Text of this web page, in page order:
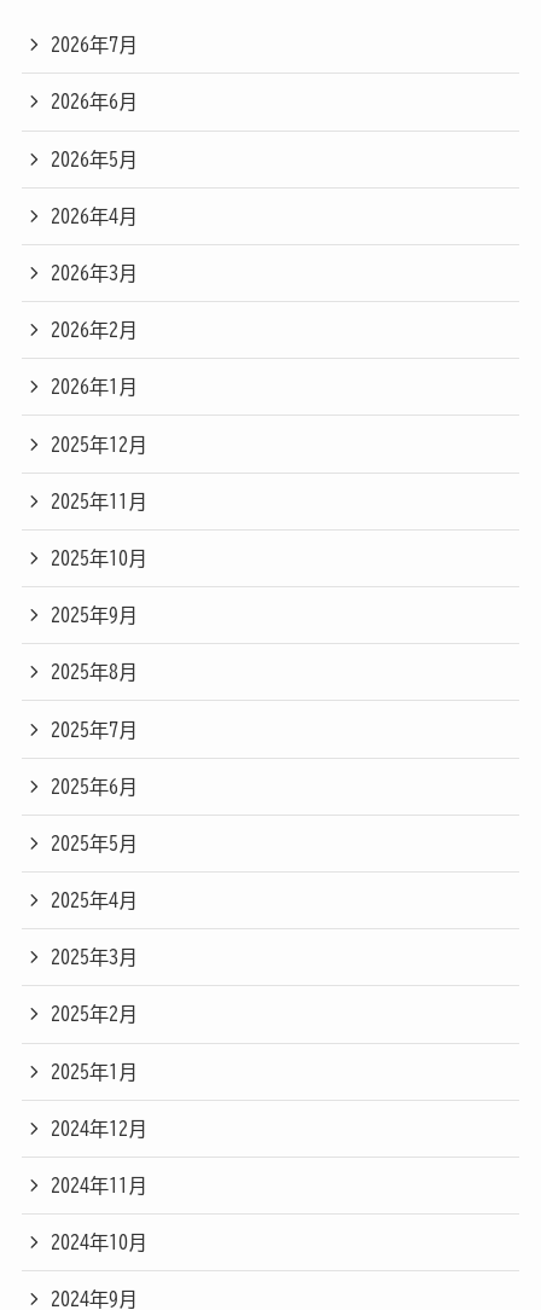
2026年7月
2026年6月
2026年5月
2026年4月
2026年3月
2026年2月
2026年1月
2025年12月
2025年11月
2025年10月
2025年9月
2025年8月
2025年7月
2025年6月
2025年5月
2025年4月
2025年3月
2025年2月
2025年1月
2024年12月
2024年11月
2024年10月
2024年9月